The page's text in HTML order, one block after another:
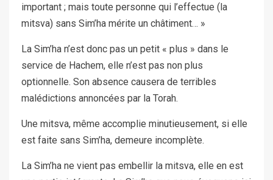
important ; mais toute personne qui l’effectue (la
mitsva) sans Sim’ha mérite un châtiment… »
La Sim’ha n’est donc pas un petit « plus » dans le
service de Hachem, elle n’est pas non plus
optionnelle. Son absence causera de terribles
malédictions annoncées par la Torah.
Une mitsva, même accomplie minutieusement, si elle
est faite sans Sim’ha, demeure incomplète.
La Sim’ha ne vient pas embellir la mitsva, elle en est